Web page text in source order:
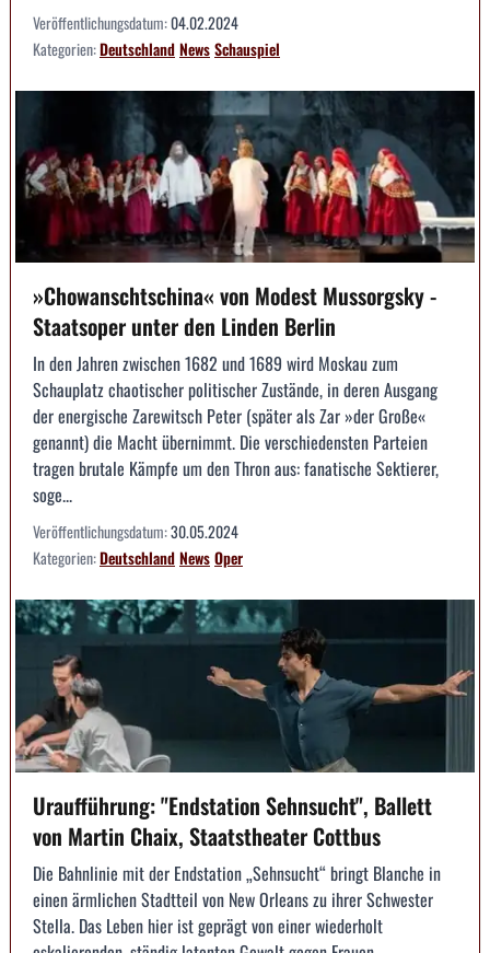
Veröffentlichungsdatum:04.02.2024
Kategorien:DeutschlandNewsSchauspiel
»Chowanschtschina« von Modest Mussorgsky -
Staatsoper unter den Linden Berlin
In den Jahren zwischen 1682 und 1689 wird Moskau zum
Schauplatz chaotischer politischer Zustände, in deren Ausgang
der energische Zarewitsch Peter (später als Zar »der Große«
genannt) die Macht übernimmt. Die verschiedensten Parteien
tragen brutale Kämpfe um den Thron aus: fanatische Sektierer,
soge...
Veröffentlichungsdatum:30.05.2024
Kategorien:DeutschlandNewsOper
Uraufführung: "Endstation Sehnsucht", Ballett
von Martin Chaix, Staatstheater Cottbus
Die Bahnlinie mit der Endstation „Sehnsucht“ bringt Blanche in
einen ärmlichen Stadtteil von New Orleans zu ihrer Schwester
Stella. Das Leben hier ist geprägt von einer wiederholt